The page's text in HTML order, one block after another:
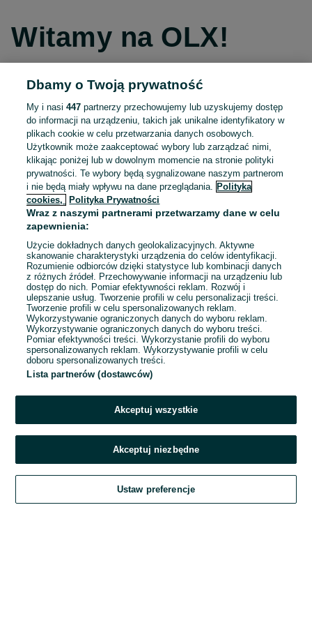
Witamy na OLX!
Kontynuuj przez Facebooka
Kontynuuj przez konto Apple
Kontynuuj przez konto Google
LUB
E-mail
Hasło
Zaloguj się
Kontynuując za pośrednictwem jednego z dostawców wskazanych powyżej,
OLX.pl w jego aktualnym brzmieniu.
Dbamy o Twoją prywatność
My i nasi447 partnerzy przechowujemy lub uzyskujemy dostęp
do informacji na urządzeniu, takich jak unikalne identyfikatory w
plikach cookie w celu przetwarzania danych osobowych.
Użytkownik może zaakceptować wybory lub zarządzać nimi,
klikając poniżej lub w dowolnym momencie na stronie polityki
prywatności. Te wybory będą sygnalizowane naszym partnerom
i nie będą miały wpływu na dane przeglądania.
Polityka
cookies,
Polityka Prywatności
Wraz z naszymi partnerami przetwarzamy dane w celu
zapewnienia:
Użycie dokładnych danych geolokalizacyjnych. Aktywne
skanowanie charakterystyki urządzenia do celów identyfikacji.
Rozumienie odbiorców dzięki statystyce lub kombinacji danych
z różnych źródeł. Przechowywanie informacji na urządzeniu lub
dostęp do nich. Pomiar efektywności reklam. Rozwój i
ulepszanie usług. Tworzenie profili w celu personalizacji treści.
Tworzenie profili w celu spersonalizowanych reklam.
Wykorzystywanie ograniczonych danych do wyboru reklam.
Wykorzystywanie ograniczonych danych do wyboru treści.
Pomiar efektywności treści. Wykorzystanie profili do wyboru
spersonalizowanych reklam. Wykorzystywanie profili w celu
doboru spersonalizowanych treści.
Lista partnerów (dostawców)
Akceptuj wszystkie
Akceptuj niezbędne
Ustaw preferencje